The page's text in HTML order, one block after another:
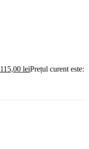
115,00 leiPrețul curent este: